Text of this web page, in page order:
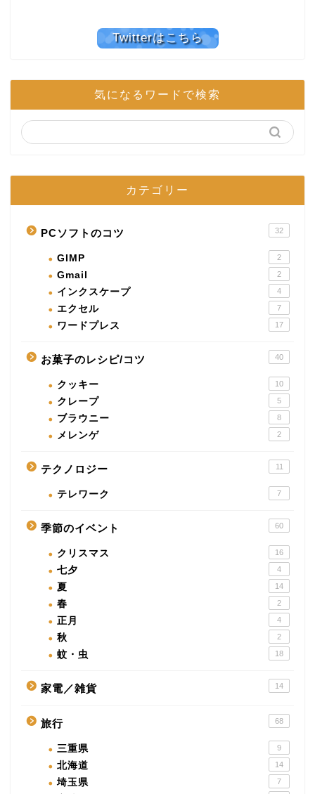
Twitterはこちら
気になるワードで検索
カテゴリー
PCソフトのコツ 32
GIMP 2
Gmail 2
インクスケープ 4
エクセル 7
ワードプレス 17
お菓子のレシピ/コツ 40
クッキー 10
クレープ 5
ブラウニー 8
メレンゲ 2
テクノロジー 11
テレワーク 7
季節のイベント 60
クリスマス 16
七夕 4
夏 14
春 2
正月 4
秋 2
蚊・虫 18
家電／雑貨 14
旅行 68
三重県 9
北海道 14
埼玉県 7